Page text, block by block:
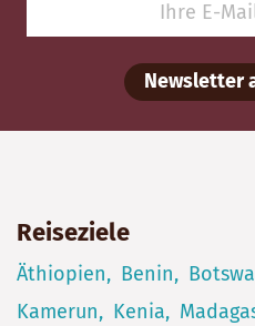
Newsletter
Reiseziele
Äthiopien Benin
Kamerun
Kenia